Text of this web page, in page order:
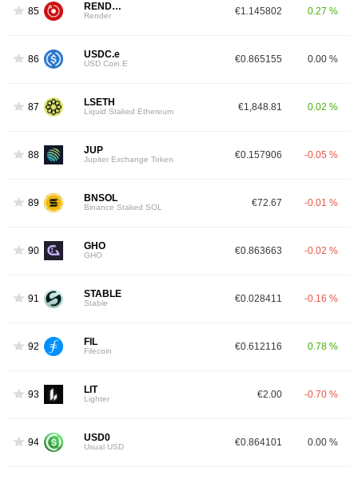
85 RENDER
Render €1.145802 0.27 %
86 USDC.e
USD Coin.E €0.865155 0.00 %
87 LSETH
Liquid Staked Ethereum €1,848.81 0.02 %
88 JUP
Jupiter Exchange Token €0.157906 -0.05 %
89 BNSOL
Binance Staked SOL €72.67 -0.01 %
90 GHO
GHO €0.863663 -0.02 %
91 STABLE
Stable €0.028411 -0.16 %
92 FIL
Filecoin €0.612116 0.78 %
93 LIT
Lighter €2.00 -0.70 %
94 USD0
Usual USD €0.864101 0.00 %